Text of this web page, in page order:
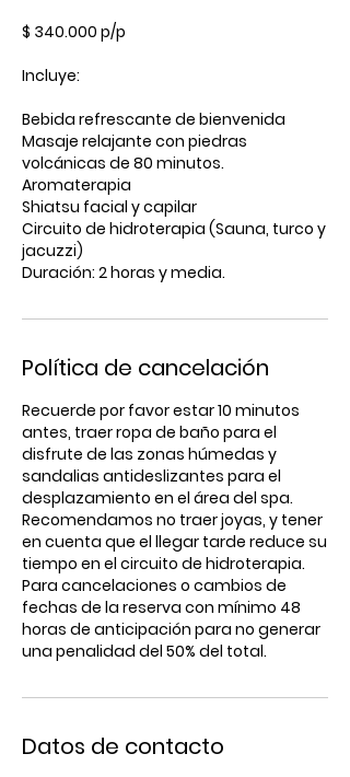
$ 340.000 p/p
Incluye:
Bebida refrescante de bienvenida
Masaje relajante con piedras
volcánicas de 80 minutos.
Aromaterapia
Shiatsu facial y capilar
Circuito de hidroterapia (Sauna, turco y
jacuzzi)
Duración: 2 horas y media.
Política de cancelación
Recuerde por favor estar 10 minutos
antes, traer ropa de baño para el
disfrute de las zonas húmedas y
sandalias antideslizantes para el
desplazamiento en el área del spa.
Recomendamos no traer joyas, y tener
en cuenta que el llegar tarde reduce su
tiempo en el circuito de hidroterapia.
Para cancelaciones o cambios de
fechas de la reserva con mínimo 48
horas de anticipación para no generar
Datos de contacto